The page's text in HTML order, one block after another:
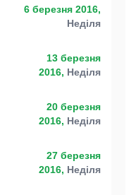
6 березня 2016,
Неділя
13 березня
2016, Неділя
20 березня
2016, Неділя
27 березня
2016, Неділя